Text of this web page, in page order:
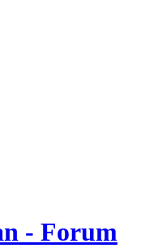
- Forum